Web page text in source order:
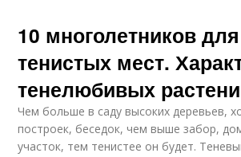
10 многолетников
тенистых мест.
тенелюбивых
Чем больше в саду высоких деревьев,
построек, беседок, чем выше забор,
участок, тем тенистее он будет.